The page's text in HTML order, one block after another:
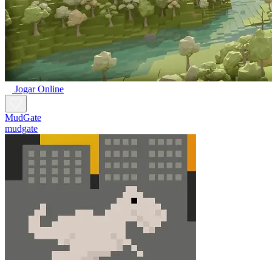
Jogar Online
MudGate
mudgate